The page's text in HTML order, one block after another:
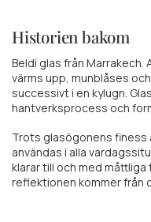
Historien bakom
Beldi glas från
värms upp, munblåses
successivt i en kylugn.
hantverksprocess och
Trots glasögonens finess
användas i alla
klarar till och med
reflektionen kommer från